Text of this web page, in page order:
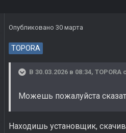
Опубликовано 30 марта
TOPORA
В 30.03.2026 в 08:34, TOPORA
Можешь пожалуйста
Находишь установщик,